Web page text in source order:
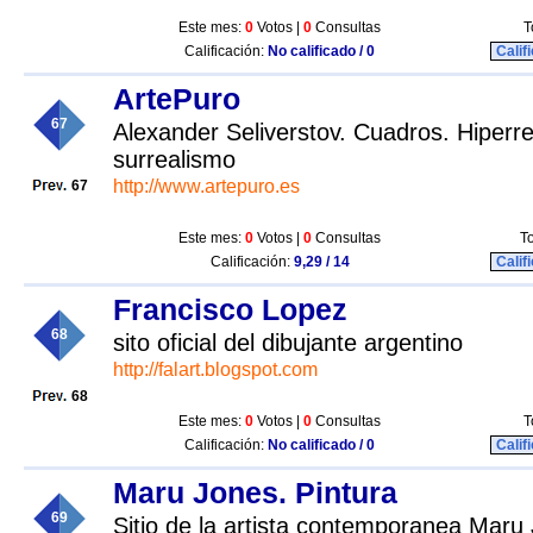
Este mes: 0 Votos | 0 Consultas
Calificación: No calificado / 0
67
67
ArtePuro
Alexander Seliverstov. Cuadros.
surrealismo
http://www.artepuro.es
Este mes: 0 Votos | 0 Consultas
Calificación: 9,29 / 14
68
68
Francisco Lopez
sito oficial del dibujante argentino
http://falart.blogspot.com
Este mes: 0 Votos | 0 Consultas
Calificación: No calificado / 0
69
Maru Jones. Pintura
Sitio de la artista contemporanea Maru